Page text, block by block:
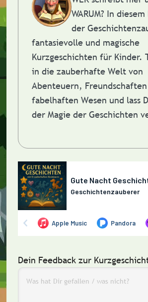
WARUM? In
der
fantasievolle und magische
Kurzgeschichten für Kinder.
in die zauberhafte Welt von
Abenteuern,
fabelhaften Wesen und lass
der Magie der Geschichten
Dein Feedback zur